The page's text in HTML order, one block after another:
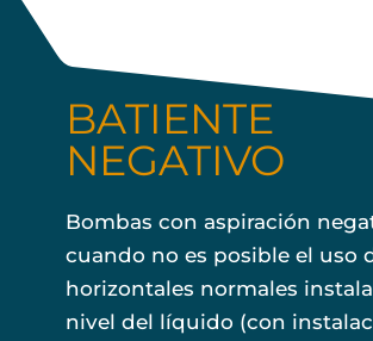
BATIENTE
NEGATIVO
Bombas con aspiración
cuando no es posible el uso
horizontales normales
nivel del líquido (con